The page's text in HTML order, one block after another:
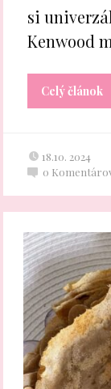
si
Kenwood
Celý článok
18.10. 2024
0